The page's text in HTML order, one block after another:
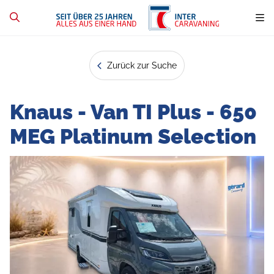
Zurück zur Suche
Knaus - Van TI Plus - 650
MEG Platinum Selection